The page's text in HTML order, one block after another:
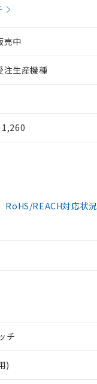
売中
注生産機種
1,260
RoHS/REACH対応状況
チ
)